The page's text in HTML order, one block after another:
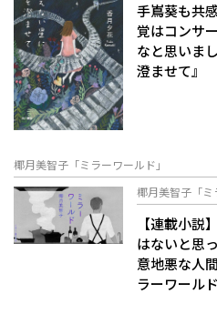
手嶌葵も共
覚はコンサ
なと思いま
澄ませて』
椰月美智子「ミラーワールド」
椰月美智子「ミ
【連載小説
はないと思
意地悪な人
ラーワール